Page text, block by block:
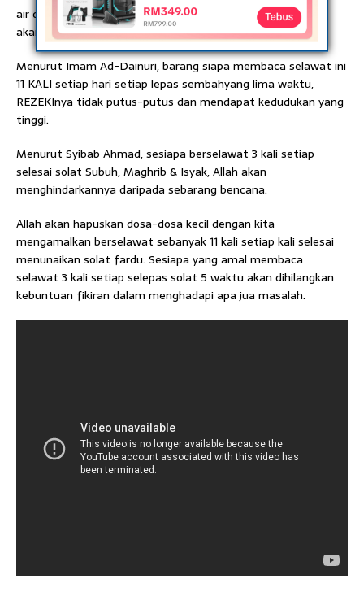
air dan minum. Insya Allah, perut yang sakit atau memulas
akan sembuh.
Menurut Imam Ad-Dainuri, barang siapa membaca selawat ini
11 KALI setiap hari setiap lepas sembahyang lima waktu,
REZEKInya tidak putus-putus dan mendapat kedudukan yang
tinggi.
Menurut Syibab Ahmad, sesiapa berselawat 3 kali setiap
selesai solat Subuh, Maghrib & Isyak, Allah akan
menghindarkannya daripada sebarang bencana.
Allah akan hapuskan dosa-dosa kecil dengan kita
mengamalkan berselawat sebanyak 11 kali setiap kali selesai
menunaikan solat fardu. Sesiapa yang amal membaca
selawat 3 kali setiap selepas solat 5 waktu akan dihilangkan
kebuntuan fikiran dalam menghadapi apa jua masalah.